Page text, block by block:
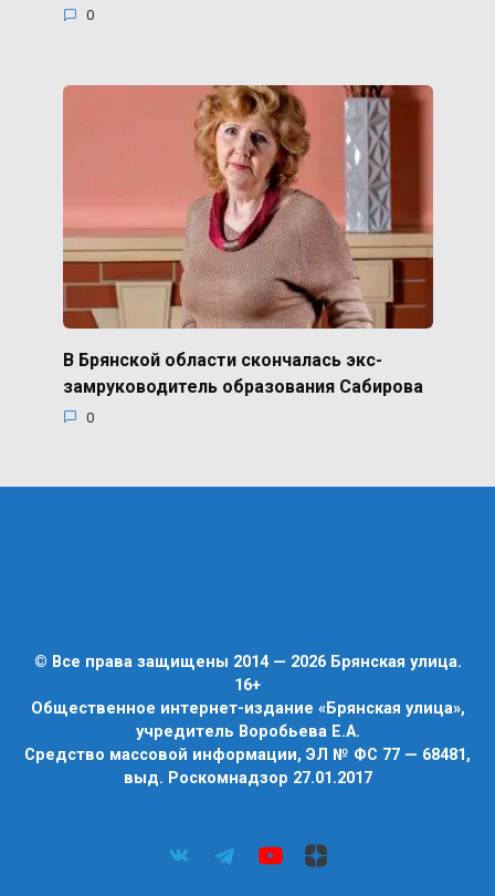
0
В Брянской области скончалась экс-
замруководитель образования Сабирова
0
© Все права защищены 2014 — 2026 Брянская улица.
16+
Общественное интернет-издание «Брянская улица»,
учредитель Воробьева Е.А.
Средство массовой информации, ЭЛ № ФС 77 — 68481,
выд. Роскомнадзор 27.01.2017